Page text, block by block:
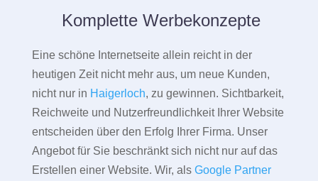
Komplette Werbekonzepte
Eine schöne Internetseite allein reicht in der
heutigen Zeit nicht mehr aus, um neue Kunden,
nicht nur in Haigerloch, zu gewinnen. Sichtbarkeit,
Reichweite und Nutzerfreundlichkeit Ihrer Website
entscheiden über den Erfolg Ihrer Firma. Unser
Angebot für Sie beschränkt sich nicht nur auf das
Erstellen einer Website. Wir, als Google Partner